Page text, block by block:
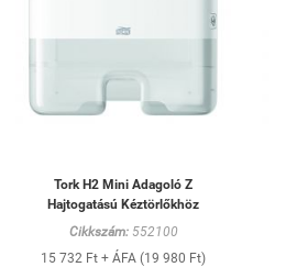
Tork H2 Mini Adagoló Z
Hajtogatású Kéztörlőkhöz
Cikkszám:552100
15 732 Ft + ÁFA (19 980 Ft)